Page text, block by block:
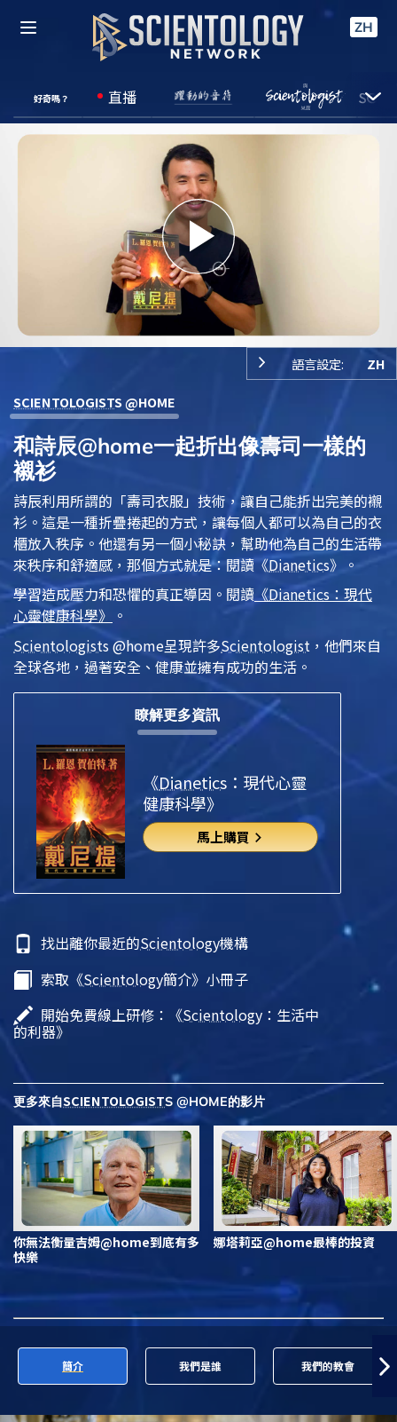
ZH
好奇嗎？ 直播
Play
Video
語言設定: ZH
SCIENTOLOGISTS @HOME
和詩辰@home一起折出像壽司一樣的
襯衫
詩辰利用所謂的「壽司衣服」技術，讓自己能折出完美的襯
衫。這是一種折疊捲起的方式，讓每個人都可以為自己的衣
櫃放入秩序。他還有另一個小秘訣，幫助他為自己的生活帶
來秩序和舒適感，那個方式就是：閱讀《Dianetics》 。
學習造成壓力和恐懼的真正導因。閱讀《Dianetics ：現代
心靈健康科學》 。
Scientologists @home呈現許多Scientologist ，他們來自
全球各地，過著安全、健康並擁有成功的生活。
瞭解更多資訊
《Dianetics ：現代心靈
健康科學》
馬上購買
找出離你最近的Scientology機構
索取《Scientology簡介》小冊子
開始免費線上研修：《Scientology ：生活中
的利器》
更多來自SCIENTOLOGISTS @HOME的影片
你無法衡量吉姆@home到底有多
快樂
娜塔莉亞@home最棒的投資
簡介 我們是誰 我們的教會